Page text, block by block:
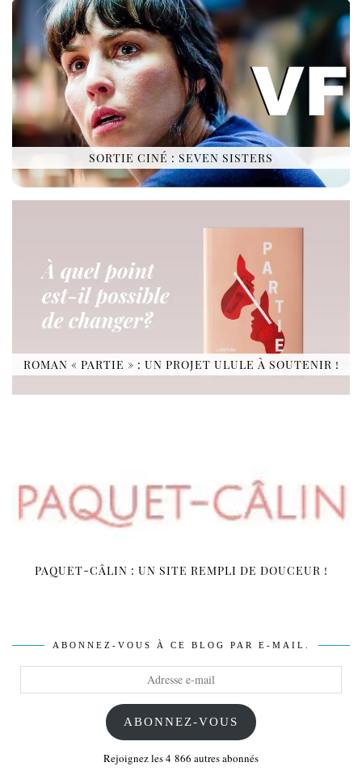
SORTIE CINÉ : SEVEN SISTERS
ROMAN « PARTIE » : UN PROJET ULULE À SOUTENIR !
PAQUET-CÂLIN : UN SITE REMPLI DE DOUCEUR !
ABONNEZ-VOUS À CE BLOG PAR E-MAIL.
ABONNEZ-VOUS
Rejoignez les 4 866 autres abonnés